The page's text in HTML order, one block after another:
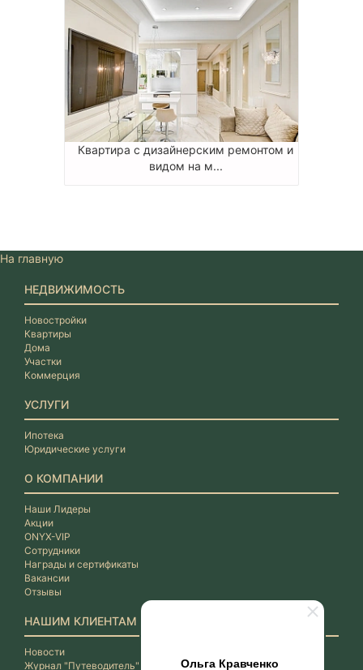
Ольга Кравченко
Квартира с дизайнерским ремонтом и
видом на м...
На главную
НЕДВИЖИМОСТЬ
Новостройки
Квартиры
Дома
Участки
Коммерция
УСЛУГИ
Ипотека
Юридические услуги
О КОМПАНИИ
Наши Лидеры
Акции
ONYX-VIP
Сотрудники
Награды и сертификаты
Вакансии
Отзывы
НАШИМ КЛИЕНТАМ
Новости
Журнал "Путеводитель"